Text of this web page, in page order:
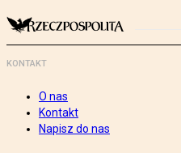
KONTAKT
O nas
Kontakt
Napisz do nas